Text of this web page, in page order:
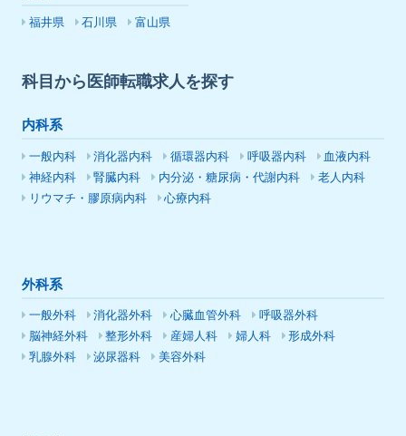
福井県 石川県 富山県
科目から医師転職求人を探す
内科系
一般内科 消化器内科 循環器内科 呼吸器内科
血液内科
神経内科
腎臓内科 内分泌・糖尿病・代謝内科
老人内科
リウマチ・膠原病内科
心療内科
外科系
一般外科 消化器外科 心臓血管外科
呼吸器外科
脳神経外科
整形外科 産婦人科 婦人科
形成外科
乳腺外科
泌尿器科 美容外科